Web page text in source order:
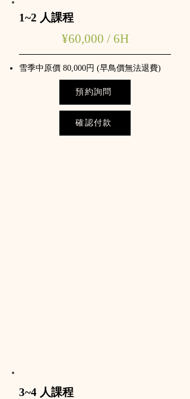
1~2 人課程
​​¥60,000 / 6H
雪季中原價 80,000円 (早鳥價無法退費)
預約詢問
確認付款
3~4 人課程